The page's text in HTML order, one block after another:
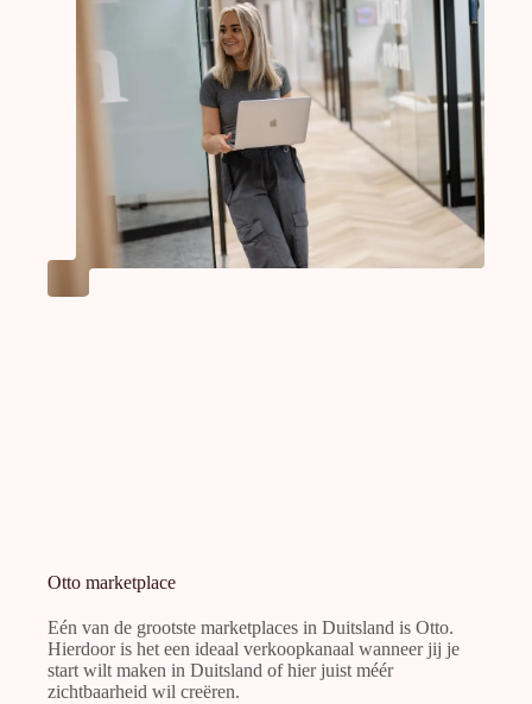
Otto marketplace
Eén van de grootste marketplaces in Duitsland is Otto.
Hierdoor is het een ideaal verkoopkanaal wanneer jij je
start wilt maken in Duitsland of hier juist méér
zichtbaarheid wil creëren.